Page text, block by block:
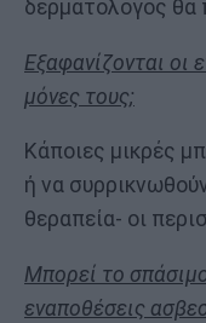
δερματολόγος θα
Εξαφανίζονται οι
μόνες τους;
Κάποιες μικρές
ή να
θεραπεία- οι
Μπορεί το
εναποθέσεις